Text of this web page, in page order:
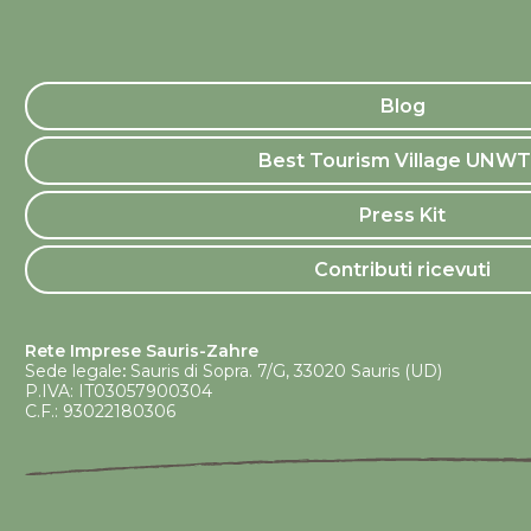
Blog
Best Tourism Village
Press Kit
Contributi ricevuti
Rete Imprese Sauris-Zahre
Sede legale:Sauris di Sopra. 7/G, 33020 Sauris (UD)
P.IVA: IT03057900304
C.F.: 93022180306